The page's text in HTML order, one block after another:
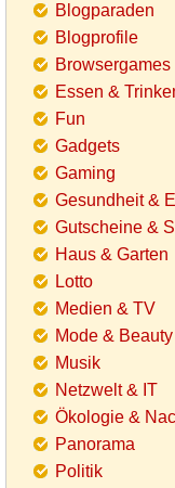
Blogparaden
Blogprofile
Browsergames
Essen &
Fun
Gadgets
Gaming
Gesundheit &
Gutscheine &
Haus & Garten
Lotto
Medien & TV
Mode & Beauty
Musik
Netzwelt & IT
Ökologie &
Panorama
Politik